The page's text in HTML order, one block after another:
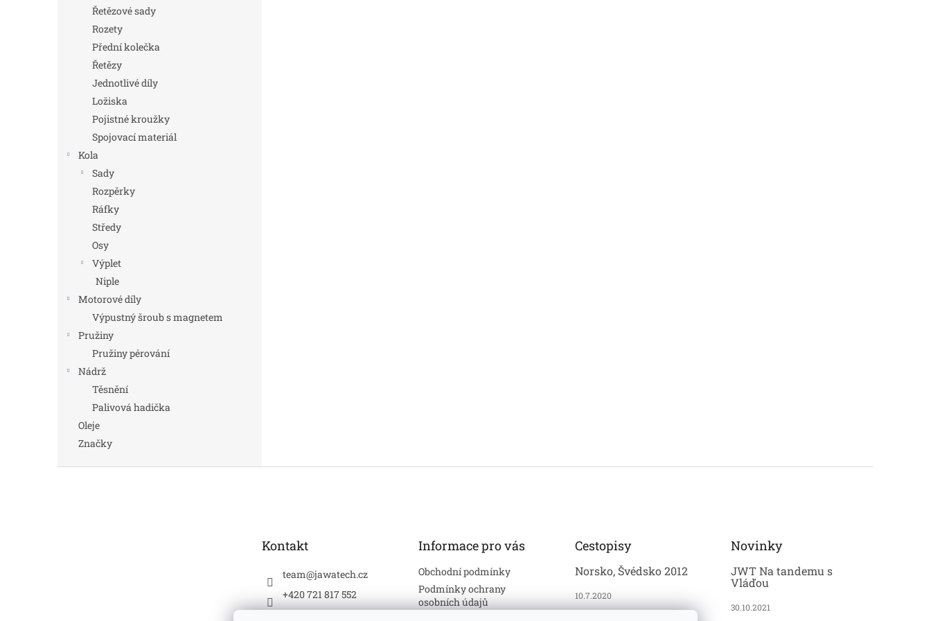
Řetězové sady
Rozety
Přední kolečka
Řetězy
Jednotlivé díly
Ložiska
Pojistné kroužky
Spojovací materiál
Kola
Sady
Rozpěrky
Ráfky
Středy
Osy
Výplet
Niple
Motorové díly
Výpustný šroub s magnetem
Pružiny
Pružiny pérování
Nádrž
Těsnění
Palivová hadička
Oleje
Značky
Kontakt
team@jawatech.cz
+420 721 817 552
jawatech
Informace pro vás
Obchodní podmínky
Podmínky ochrany
osobních údajů
Cestopisy
Norsko, Švédsko 2012
10.7.2020
Novinky
JWT Na tandemu s
Vláďou
30.10.2021